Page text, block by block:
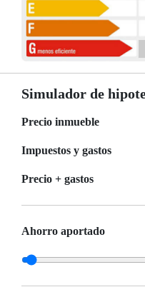
Simulador de
Precio inmueble
Impuestos y gastos
Precio + gastos
Ahorro aportado